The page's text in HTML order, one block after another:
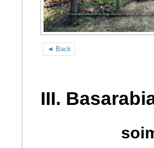
◄ Back
III.